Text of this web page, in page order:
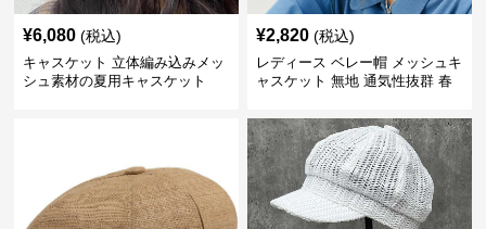
¥6,080 (税込)
キャスケット 立体編み込みメッ
シュ素材の夏用キャスケット
¥2,820 (税込)
レディース ベレー帽 メッシュキ
ャスケット 無地 通気性抜群 春